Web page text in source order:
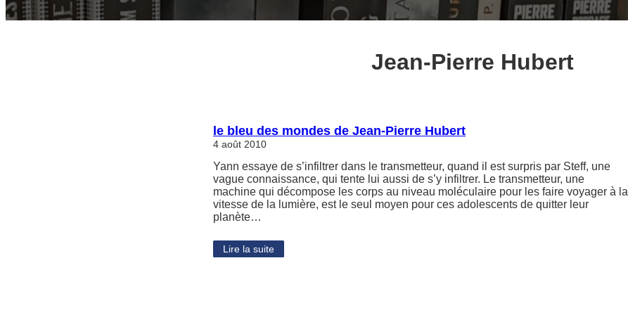
Jean-Pierre Hubert
le bleu des mondes de Jean-Pierre Hubert
4 août 2010
Yann essaye de s’infiltrer dans le transmetteur, quand il est surpris par Steff, une
vague connaissance, qui tente lui aussi de s’y infiltrer. Le transmetteur, une
machine qui décompose les corps au niveau moléculaire pour les faire voyager à la
vitesse de la lumière, est le seul moyen pour ces adolescents de quitter leur
planète…
Lire la suite